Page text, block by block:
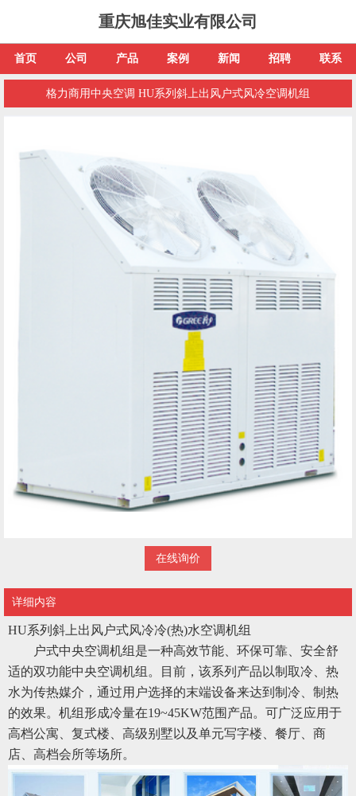
重庆旭佳实业有限公司
首页 公司 产品 案例 新闻 招聘 联系
格力商用中央空调 HU系列斜上出风户式风冷空调机组
在线询价
详细内容
HU系列斜上出风户式风冷冷(热)水空调机组
户式中央空调机组是一种高效节能、环保可靠、安全舒
适的双功能中央空调机组。目前，该系列产品以制取冷、热
水为传热媒介，通过用户选择的末端设备来达到制冷、制热
的效果。机组形成冷量在19~45KW范围产品。可广泛应用于
高档公寓、复式楼、高级别墅以及单元写字楼、餐厅、商
店、高档会所等场所。